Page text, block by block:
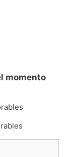
momento